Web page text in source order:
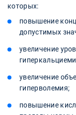
которых:
повышение
допустимых
увеличение
увеличение
гиперволемия;
повышение